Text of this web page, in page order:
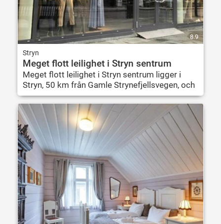
8.9
Stryn
Meget flott leilighet i Stryn sentrum
Meget flott leilighet i Stryn sentrum ligger i
Stryn, 50 km från Gamle Strynefjellsvegen, och